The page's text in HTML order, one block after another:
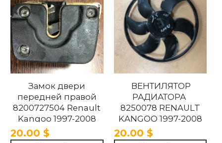
Замок двери
передней правой
8200727504 Renault
Kangoo 1997-2008
20.00 $
ВЕНТИЛЯТОР
РАДИАТОРА
8250078 RENAULT
KANGOO 1997-2008
20.00 $